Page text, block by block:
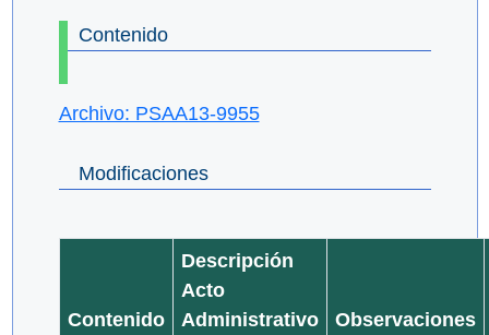
Contenido
Archivo: PSAA13-9955
Modificaciones
Contenido
Descripción
Acto
Administrativo
Observaciones